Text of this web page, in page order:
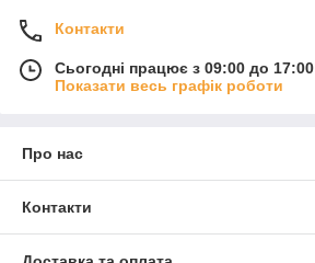
Контакти
Сьогодні працює з 09:00 до 17:00
Показати весь графік роботи
Про нас
Контакти